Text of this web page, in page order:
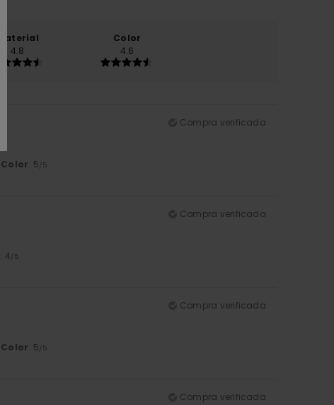
Material
4.8
Color
4.6
Compra verificada
Color: 5/5
Compra verificada
: 4/5
Compra verificada
Color: 5/5
Compra verificada